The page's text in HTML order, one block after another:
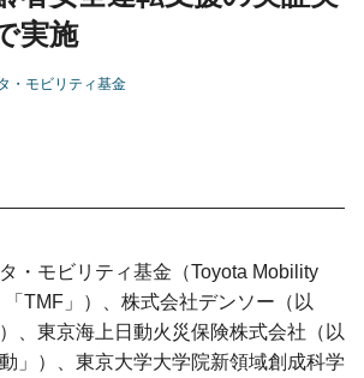
実施
・モビリティ基金
・モビリティ基金（Toyota Mobility
TMF」）、株式会社デンソー（以
、東京海上日動火災保険株式会社（以
」）、東京大学大学院新領域創成科学